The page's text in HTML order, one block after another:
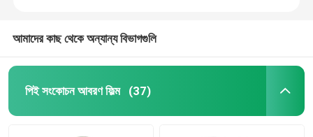
আমাদের কাছ থেকে অন্যান্য বিভাগগুলি
পিই সংকোচন আবরণ ফিল্ম (37)